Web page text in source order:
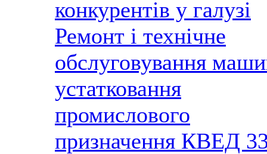
конкурентів у галузі
Ремонт і технічне
обслуговування
устатковання
промислового
призначення КВЕД